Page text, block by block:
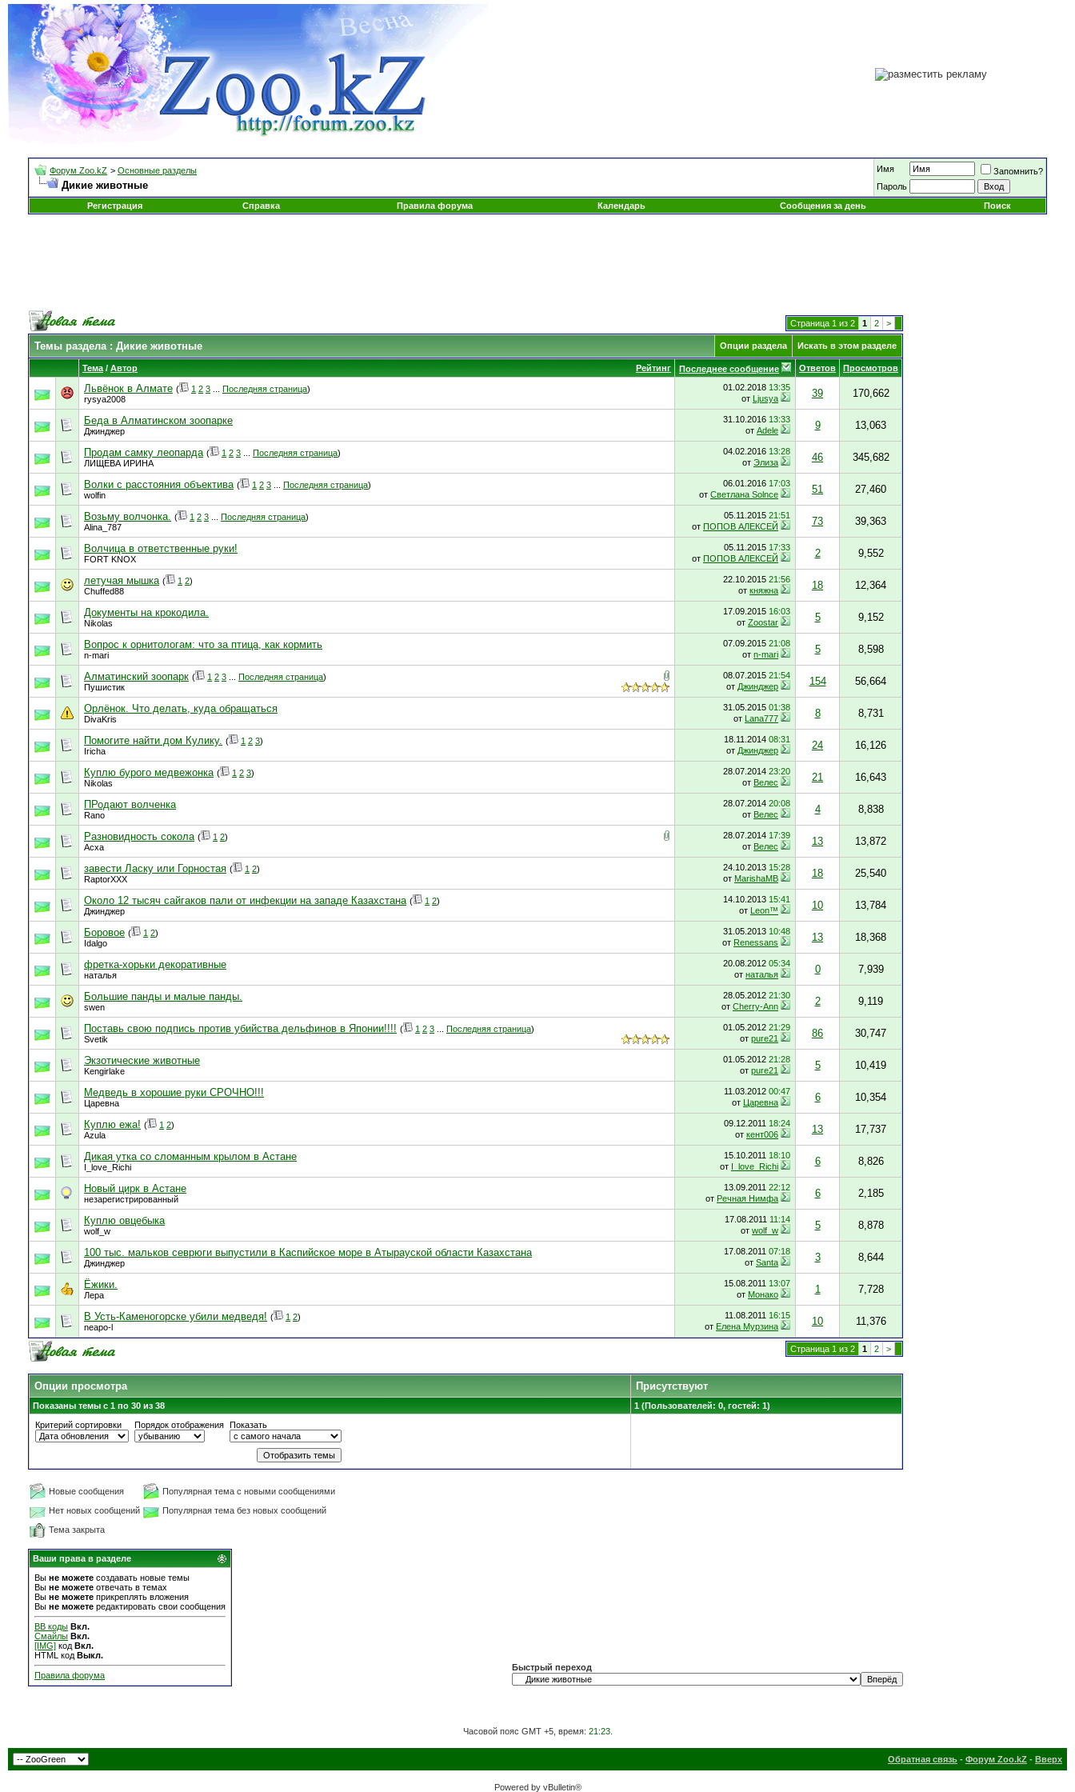
Форум Zoo.kZ > Основные разделы
Дикие животные
Имя
Запомнить?
Пароль
Регистрация
Справка Правила форума Календарь Сообщения за день Поиск
Страница 1 из 2 1 2 >
Темы раздела: Дикие животные Опции раздела Искать в этом разделе
Рейтинг
Тема / Автор Последнее сообщение Ответов Просмотров
Львёнок в Алмате ( 1 2 3 Последняя страница)
rysya2008
01.02.2018 13:35
от Ljusya 39 170,662
Беда в Алматинском зоопарке
Джинджер
31.10.2016 13:33
от Adele 9 13,063
Продам самку леопарда ( 1 2 3 Последняя страница)
ЛИЩЕВА ИРИНА
04.02.2016 13:28
от Элиза 46 345,682
Волки с расстояния объектива ( 1 2 3 Последняя страница)
wolfin
06.01.2016 17:03
от Светлана Solnce 51 27,460
Возьму волчонка. ( 1 2 3 Последняя страница)
Alina_787
05.11.2015 21:51
от ПОПОВ АЛЕКСЕЙ 73 39,363
Волчица в ответственные руки!
FORT KNOX
05.11.2015 17:33
от ПОПОВ АЛЕКСЕЙ 2 9,552
летучая мышка ( 1 2)
Chuffed88
22.10.2015 21:56
от княжна 18 12,364
Документы на крокодила.
Nikolas
17.09.2015 16:03
от Zoostar 5 9,152
Вопрос к орнитологам: что за птица, как кормить
n-mari
07.09.2015 21:08
от n-mari 5 8,598
Алматинский зоопарк ( 1 2 3 Последняя страница)
Пушистик
08.07.2015 21:54
от Джинджер 154 56,664
Орлёнок. Что делать, куда обращаться
DivaKris
31.05.2015 01:38
от Lana777 8 8,731
Помогите найти дом Кулику. ( 1 2 3)
Iricha
18.11.2014 08:31
от Джинджер 24 16,126
Куплю бурого медвежонка ( 1 2 3)
Nikolas
28.07.2014 23:20
от Велес 21 16,643
ПРодают волченка
Rano
28.07.2014 20:08
от Велес 4 8,838
Разновидность сокола ( 1 2)
Асха
28.07.2014 17:39
от Велес 13 13,872
завести Ласку или Горностая ( 1 2)
RaptorXXX
24.10.2013 15:28
от MarishaMB 18 25,540
Около 12 тысяч сайгаков пали от инфекции на западе Казахстана ( 1 2)
Джинджер
14.10.2013 15:41
от Leon™ 10 13,784
Боровое ( 1 2)
Idalgo
31.05.2013 10:48
от Renessans 13 18,368
фретка-хорьки декоративные
наталья
20.08.2012 05:34
от наталья 0 7,939
Большие панды и малые панды.
swen
28.05.2012 21:30
от Cherry-Ann 2 9,119
Поставь свою подпись против убийства дельфинов в Японии!!!! ( 1 2 3 Последняя страница)
Svetik
01.05.2012 21:29
от pure21 86 30,747
Экзотические животные
Kengirlake
01.05.2012 21:28
от pure21 5 10,419
Медведь в хорошие руки СРОЧНО!!!
Царевна
11.03.2012 00:47
от Царевна 6 10,354
Куплю ежа! ( 1 2)
Azula
09.12.2011 18:24
от кент006 13 17,737
Дикая утка со сломанным крылом в Астане
I_love_Richi
15.10.2011 18:10
от I_love_Richi 6 8,826
Новый цирк в Астане
незарегистрированный
13.09.2011 22:12
от Речная Нимфа 6 2,185
Куплю овцебыка
wolf_w
17.08.2011 11:14
от wolf_w 5 8,878
100 тыс. мальков севрюги выпустили в Каспийское море в Атырауской области Казахстана
Джинджер
17.08.2011 07:18
от Santa 3 8,644
Ёжики.
Лера
15.08.2011 13:07
от Монако 1 7,728
В Усть-Каменогорске убили медведя! ( 1 2)
neapo-l
11.08.2011 16:15
от Елена Мурзина 10 11,376
Страница 1 из 2 1 2 >
Опции просмотра Присутствуют
Показаны темы с 1 по 30 из 38
1 (Пользователей: 0, гостей: 1)
Критерий сортировки
Порядок отображения Показать
Новые сообщения
Популярная тема с новыми сообщениями
Нет новых сообщений
Популярная тема без новых сообщений
Тема закрыта
Ваши права в разделе
Вы не можете создавать новые темы
Вы не можете отвечать в темах
Вы не можете прикреплять вложения
Вы не можете редактировать свои сообщения
BB коды Вкл.
Смайлы Вкл.
[IMG] код Вкл.
HTML код Выкл.
Правила форума
Быстрый переход
Часовой пояс GMT +5, время: 21:23.
Обратная связь - Форум Zoo.kZ - Вверх
Powered by vBulletin®